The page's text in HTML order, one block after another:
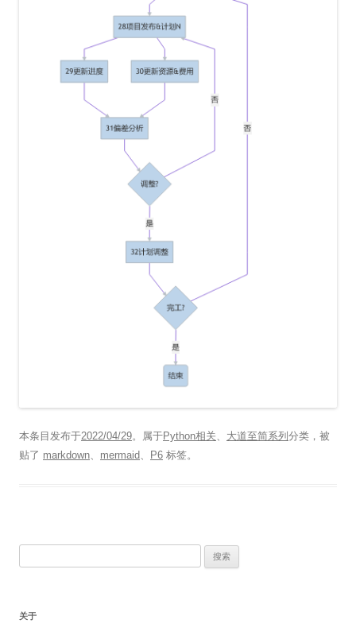
本条目发布于2022/04/29。属于Python相关 大道至简系列分类，被
贴了 markdown mermaid P6 标签。
索：
关于